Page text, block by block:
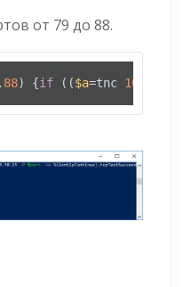
от 79 до 88.
88) {if (($a=tnc 10.10